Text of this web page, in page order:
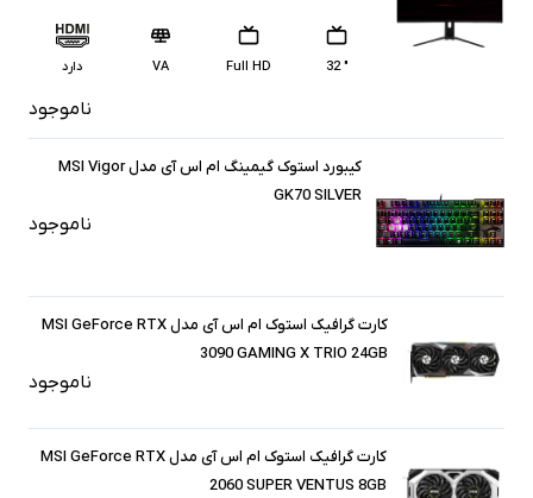
" 32
Full HD
VA دارد
ناموجود
کیبورد استوک گیمینگ ام اس آی مدل MSI Vigor
GK70 SILVER
ناموجود
کارت گرافیک استوک ام اس آی مدل MSI GeForce RTX
3090 GAMING X TRIO 24GB
ناموجود
کارت گرافیک استوک ام اس آی مدل MSI GeForce RTX
2060 SUPER VENTUS 8GB